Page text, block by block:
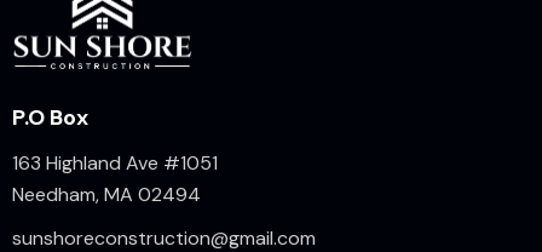
P.O Box
163 Highland Ave #1051
Needham, MA 02494
sunshoreconstruction@gmail.com